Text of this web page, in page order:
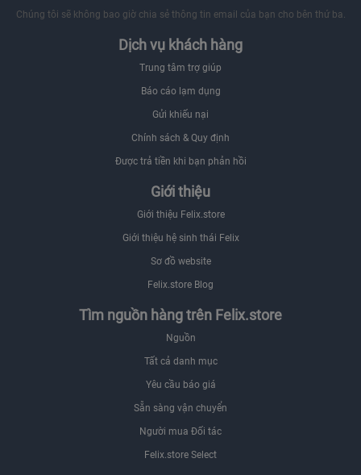
Chúng tôi sẽ không bao giờ chia sẻ thông tin email của bạn cho bên thứ ba.
Dịch vụ khách hàng
Trung tâm trợ giúp
Báo cáo lạm dụng
Gửi khiếu nại
Chính sách & Quy định
Được trả tiền khi bạn phản hồi
Giới thiệu
Giới thiệu Felix.store
Giới thiệu hệ sinh thái Felix
Sơ đồ website
Felix.store Blog
Tìm nguồn hàng trên Felix.store
Nguồn
Tất cả danh mục
Yêu cầu báo giá
Sẵn sàng vận chuyển
Người mua Đối tác
Felix.store Select